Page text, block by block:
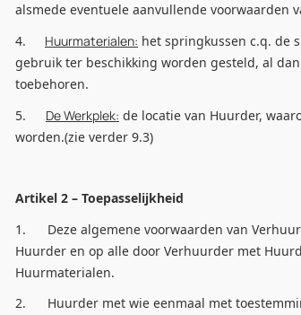
alsmede eventuele aanvullende voorwaarden
4.
Huurmaterialen: het springkussen c.q. de
gebruik ter beschikking worden gesteld, al
toebehoren.
5.
De Werkplek: de locatie van Huurder,
worden.(zie verder 9.3)
Artikel 2 – Toepasselijkheid
1. Deze algemene voorwaarden van
Huurder en op alle door Verhuurder met
Huurmaterialen.
2. Huurder met wie eenmaal met